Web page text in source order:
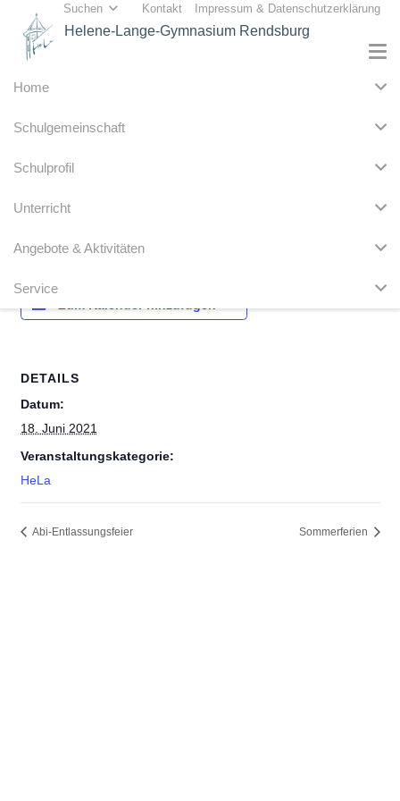
Suchen Kontakt Impressum & Datenschutzerklärung
Helene-Lange-Gymnasium Rendsburg
Home
Schulgemeinschaft
Schulprofil
Unterricht
Angebote & Aktivitäten
Service
4. Std. Zeugnisausgabe
DETAILS
Datum:
18. Juni 2021
Veranstaltungskategorie:
HeLa
Abi-Entlassungsfeier Sommerferien